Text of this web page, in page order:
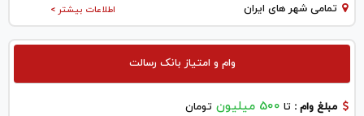
اطلاعات بیشتر > تمامی شهر های ایران
وام و امتیاز بانک رسالت
مبلغ وام : تا 500 میلیون تومان